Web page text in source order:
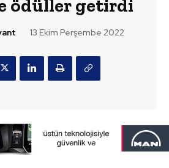
ödüller getirdi
13 Ekim Perşembe 2022